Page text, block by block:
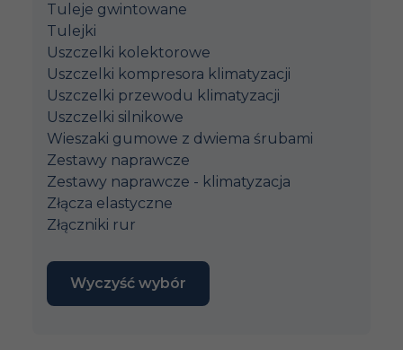
Tuleje gwintowane
Tulejki
Uszczelki kolektorowe
Uszczelki kompresora klimatyzacji
Uszczelki przewodu klimatyzacji
Uszczelki silnikowe
Wieszaki gumowe z dwiema śrubami
Zestawy naprawcze
Zestawy naprawcze - klimatyzacja
Złącza elastyczne
Złączniki rur
Wyczyść wybór